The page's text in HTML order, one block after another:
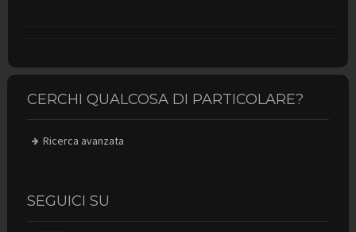
CERCHI QUALCOSA DI PARTICOLARE?
Ricerca avanzata
SEGUICI SU